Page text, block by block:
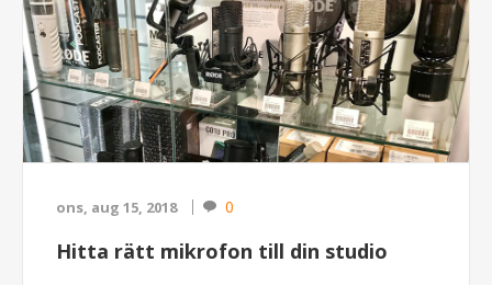
ons, aug 15, 2018 0
Hitta rätt mikrofon till din studio